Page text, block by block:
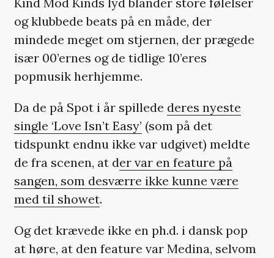
og klubbede beats på en måde, der
mindede meget om stjernen, der prægede
især 00’ernes og de tidlige 10’eres
popmusik herhjemme.
Da de på Spot i år spillede deres nyeste
single ‘Love Isn’t Easy’ (som på det
tidspunkt endnu ikke var udgivet) meldte
de fra scenen, at der var en feature på
sangen, som desværre ikke kunne være
med til showet.
Og det krævede ikke en ph.d. i dansk pop
at høre, at den feature var Medina, selvom